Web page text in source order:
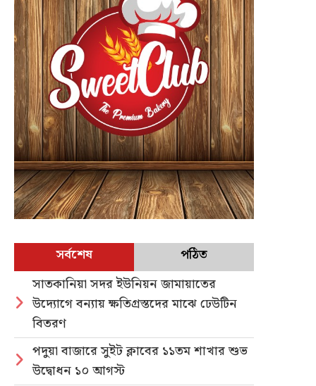
সর্বশেষ
পঠিত
সাতকানিয়া সদর ইউনিয়ন জামায়াতের
উদ্যোগে বন্যায় ক্ষতিগ্রস্তদের মাঝে ঢেউটিন
বিতরণ
পদুয়া বাজারে সুইট ক্লাবের ১১তম শাখার শুভ
উদ্বোধন ১০ আগস্ট